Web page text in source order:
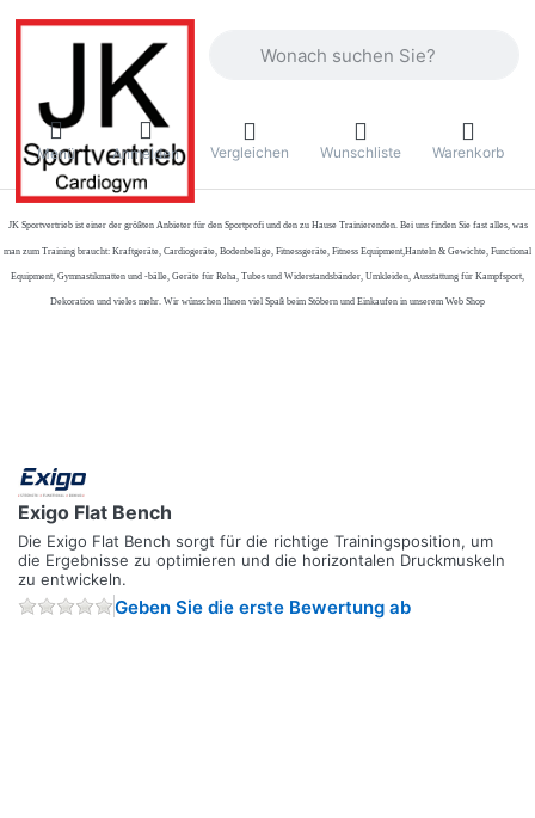
Menü Anmelden Vergleichen Wunschliste Warenkorb
JK Sportvertrieb ist einer der größten Anbieter für den Sportprofi und den zu Hause Trainierenden. Bei uns finden Sie fast alles, was
man zum Training braucht: Kraftgeräte, Cardiogeräte, Bodenbeläge, Fitnessgeräte, Fitness Equipment,Hanteln & Gewichte, Functional
Equipment, Gymnastikmatten und -bälle, Geräte für Reha, Tubes und Widerstandsbänder, Umkleiden, Ausstattung für Kampfsport,
Dekoration und vieles mehr. Wir wünschen Ihnen viel Spaß beim Stöbern und Einkaufen in unserem Web Shop
Exigo Flat Bench
Die Exigo Flat Bench sorgt für die richtige Trainingsposition, um
die Ergebnisse zu optimieren und die horizontalen Druckmuskeln
zu entwickeln.
Geben Sie die erste Bewertung ab